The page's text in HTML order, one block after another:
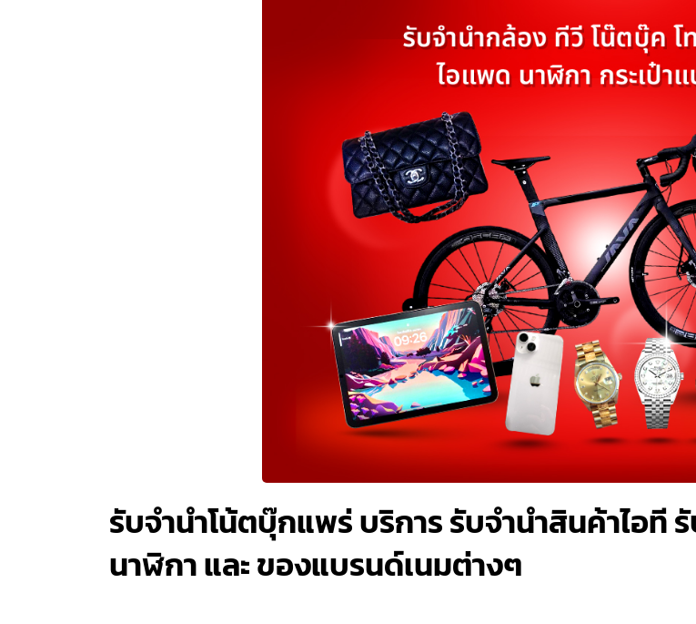
รับจำนำโน้ตบุ๊กแพร่ บริการ รับจำนำสินค้าไอที
นาฬิกา และ ของแบรนด์เนมต่างๆ